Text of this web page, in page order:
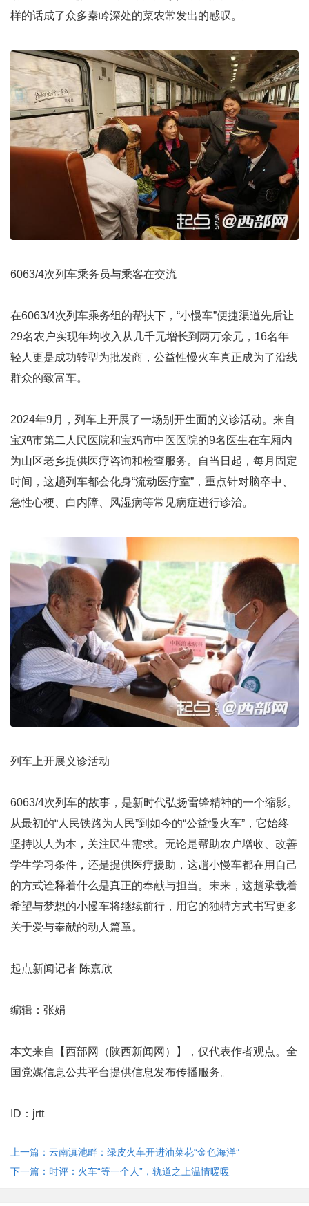
样的话成了众多秦岭深处的菜农常发出的感叹。
6063/4次列车乘务员与乘客在交流
在6063/4次列车乘务组的帮扶下，“小慢车”便捷渠道先后让
29名农户实现年均收入从几千元增长到两万余元，16名年
轻人更是成功转型为批发商，公益性慢火车真正成为了沿线
群众的致富车。
2024年9月，列车上开展了一场别开生面的义诊活动。来自
宝鸡市第二人民医院和宝鸡市中医医院的9名医生在车厢内
为山区老乡提供医疗咨询和检查服务。自当日起，每月固定
时间，这趟列车都会化身“流动医疗室”，重点针对脑卒中、
急性心梗、白内障、风湿病等常见病症进行诊治。
列车上开展义诊活动
6063/4次列车的故事，是新时代弘扬雷锋精神的一个缩影。
从最初的“人民铁路为人民”到如今的“公益慢火车”，它始终
坚持以人为本，关注民生需求。无论是帮助农户增收、改善
学生学习条件，还是提供医疗援助，这趟小慢车都在用自己
的方式诠释着什么是真正的奉献与担当。未来，这趟承载着
希望与梦想的小慢车将继续前行，用它的独特方式书写更多
关于爱与奉献的动人篇章。
起点新闻记者 陈嘉欣
编辑：张娟
本文来自【西部网（陕西新闻网）】，仅代表作者观点。全
国党媒信息公共平台提供信息发布传播服务。
ID：jrtt
上一篇：云南滇池畔：绿皮火车开进油菜花“金色海洋”
下一篇：时评：火车“等一个人”，轨道之上温情暖暖